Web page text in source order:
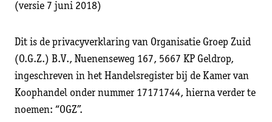
(versie 7 juni 2018)
Dit is de privacyverklaring van Organisatie Groep Zuid
(O.G.Z.) B.V., Nuenenseweg 167, 5667 KP Geldrop,
ingeschreven in het Handelsregister bij de Kamer van
Koophandel onder nummer 17171744, hierna verder te
noemen: “OGZ”.